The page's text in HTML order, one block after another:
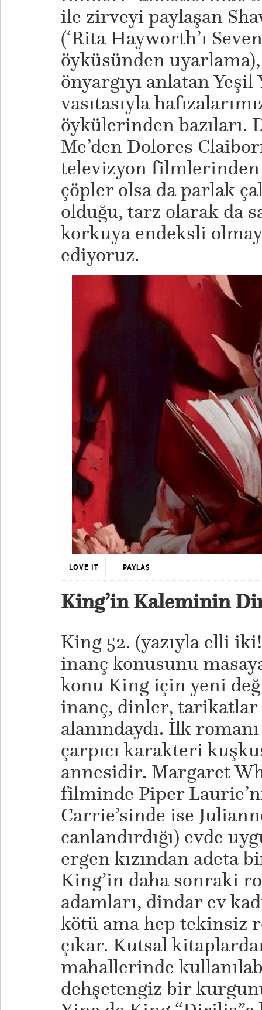
ile zirveyi paylaşan
(‘Rita Hayworth’ı
öyküsünden
önyargıyı anlatan Yeşil
vasıtasıyla
öykülerinden bazıları.
Me’den Dolores
televizyon
çöpler olsa da parlak
olduğu, tarz olarak da
korkuya endeksli
ediyoruz.
LOVE IT PAYLAŞ
King’in Kaleminin
King 52. (yazıyla elli
inanç konusunu
konu King için yeni
inanç, dinler, tarikatlar
alanındaydı. İlk
çarpıcı karakteri
annesidir. Margaret
filminde Piper
Carrie’sinde ise
canlandırdığı) evde
ergen kızından adeta
King’in daha sonraki
adamları, dindar ev
kötü ama hep tekinsiz
çıkar. Kutsal
mahallerinde
dehşetengiz bir